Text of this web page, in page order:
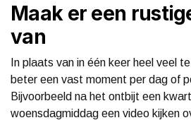
Maak er een
van
In plaats van in één keer heel veel
beter een vast moment per dag of
Bijvoorbeeld na het ontbijt een
woensdagmiddag een video kijken